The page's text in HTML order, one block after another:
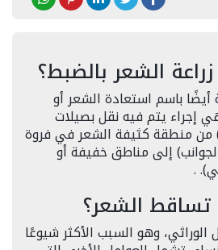
الشعر بالضبط؟
أيضًا باسم استعادة الشعر أو
إجراء يتم فيه نقل بصيلات
من منطقة كثيفة الشعر في فروة
إلى مناطق خفيفة أو
.
الشعر؟
وهو السبب الأكثر شيوعًا